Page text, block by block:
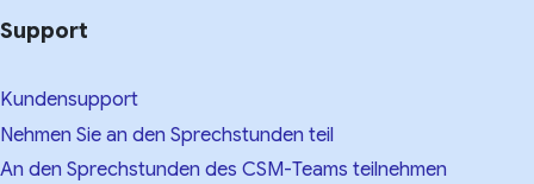
Support
Kundensupport
Nehmen Sie an den Sprechstunden teil
An den Sprechstunden des CSM-Teams teilnehmen